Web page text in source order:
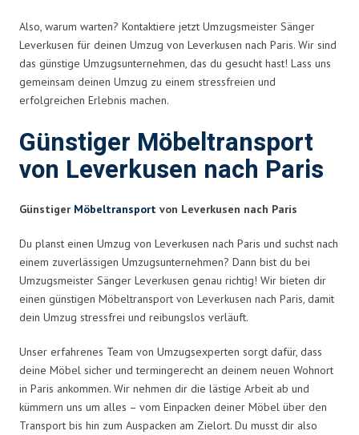
Also, warum warten? Kontaktiere jetzt Umzugsmeister Sänger
Leverkusen für deinen Umzug von Leverkusen nach Paris. Wir sind
das günstige Umzugsunternehmen, das du gesucht hast! Lass uns
gemeinsam deinen Umzug zu einem stressfreien und
erfolgreichen Erlebnis machen.
Günstiger Möbeltransport
von Leverkusen nach Paris
Günstiger Möbeltransport von Leverkusen nach Paris
Du planst einen Umzug von Leverkusen nach Paris und suchst nach
einem zuverlässigen Umzugsunternehmen? Dann bist du bei
Umzugsmeister Sänger Leverkusen genau richtig! Wir bieten dir
einen günstigen Möbeltransport von Leverkusen nach Paris, damit
dein Umzug stressfrei und reibungslos verläuft.
Unser erfahrenes Team von Umzugsexperten sorgt dafür, dass
deine Möbel sicher und termingerecht an deinem neuen Wohnort
in Paris ankommen. Wir nehmen dir die lästige Arbeit ab und
kümmern uns um alles – vom Einpacken deiner Möbel über den
Transport bis hin zum Auspacken am Zielort. Du musst dir also